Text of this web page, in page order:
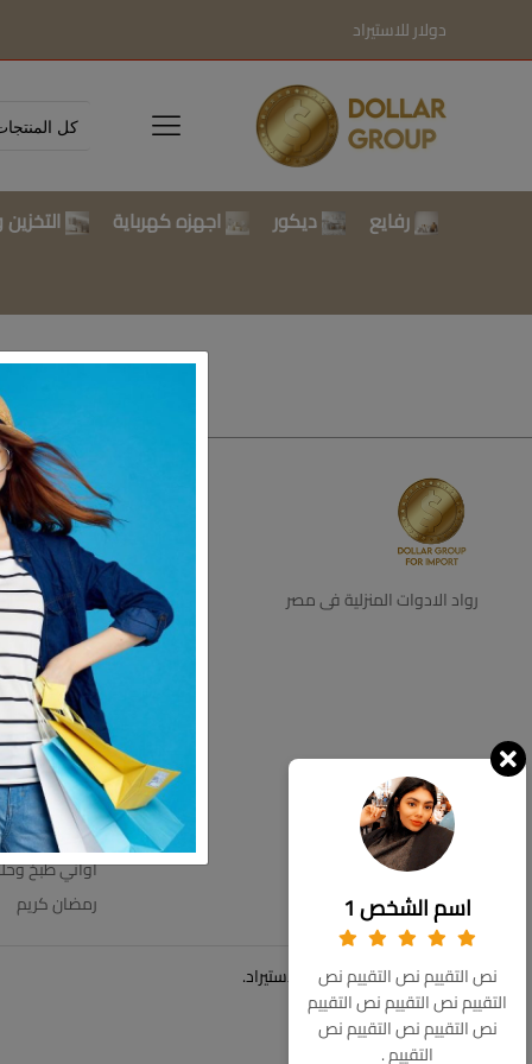
دولار للاستيراد
رفايع ديكور اجهزه كهرباية
رواد الادوات المنزلية فى مصر
تسوق
رفايع
ديكور
اجهزه كهرباية
التخزين
اطباق
اطقم زجاج
ترامس
عروض
مستلزمات
مفروشات
اواني طبخ
رمضان كريم
© حقوق الملكية 2026 دولار للاستيراد.
اسم الشخص 1
نص التقييم نص التقييم نص
التقييم نص التقييم نص التقييم
نص التقييم نص التقييم نص
التقييم .